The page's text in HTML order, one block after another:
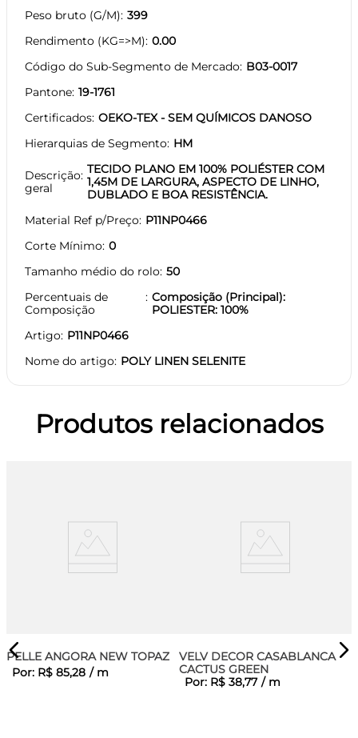
Peso bruto (G/M) 399
Rendimento (KG=>M) 0.00
Código do Sub-Segmento de Mercado B03-0017
Pantone 19-1761
Certificados OEKO-TEX - SEM QUÍMICOS DANOSO
Hierarquias de Segmento HM
Descrição
geral
TECIDO PLANO EM 100% POLIÉSTER COM
1,45M DE LARGURA, ASPECTO DE LINHO,
DUBLADO E BOA RESISTÊNCIA.
Material Ref p/Preço P11NP0466
Corte Mínimo 0
Tamanho médio do rolo 50
Percentuais de
Composição
Composição (Principal):
POLIESTER: 100%
Artigo P11NP0466
Nome do artigo POLY LINEN SELENITE
Produtos relacionados
PELLE ANGORA NEW TOPAZ
Por: R$ 85,28 / m
VELV DECOR CASABLANCA
CACTUS GREEN
Por: R$ 38,77 / m